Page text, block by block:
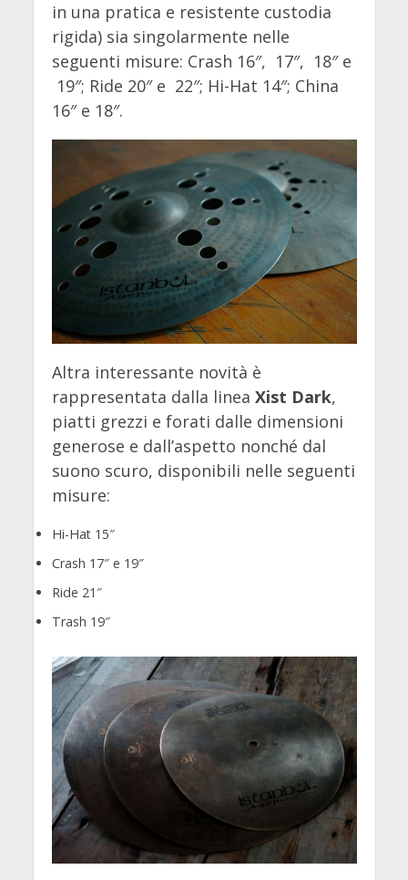
in una pratica e resistente custodia
rigida) sia singolarmente nelle
seguenti misure: Crash 16″, 17″, 18″ e
19″; Ride 20″ e 22″; Hi-Hat 14″; China
16″ e 18″.
Altra interessante novità è
rappresentata dalla linea Xist Dark,
piatti grezzi e forati dalle dimensioni
generose e dall’aspetto nonché dal
suono scuro, disponibili nelle seguenti
misure:
Hi-Hat 15″
Crash 17″ e 19″
Ride 21″
Trash 19″